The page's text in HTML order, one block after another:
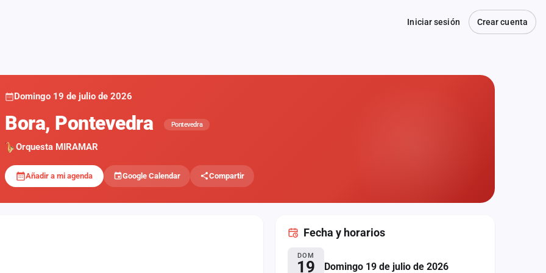
Iniciar sesión Crear cuenta
Domingo 19 de julio de 2026
Bora, Pontevedra Pontevedra
Orquesta MIRAMAR
Añadir a mi agenda Google Calendar Compartir
Fecha y horarios
DOM
19 Domingo 19 de julio de 2026